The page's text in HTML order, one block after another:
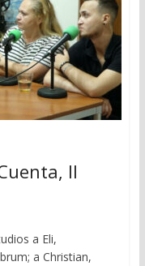
II
a Eli,
a Christian,